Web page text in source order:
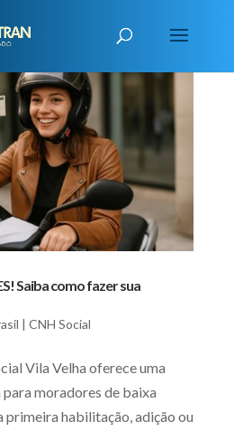
Saiba como fazer sua
| CNH Social
Vila Velha oferece uma
moradores de baixa
primeira habilitação, adição ou